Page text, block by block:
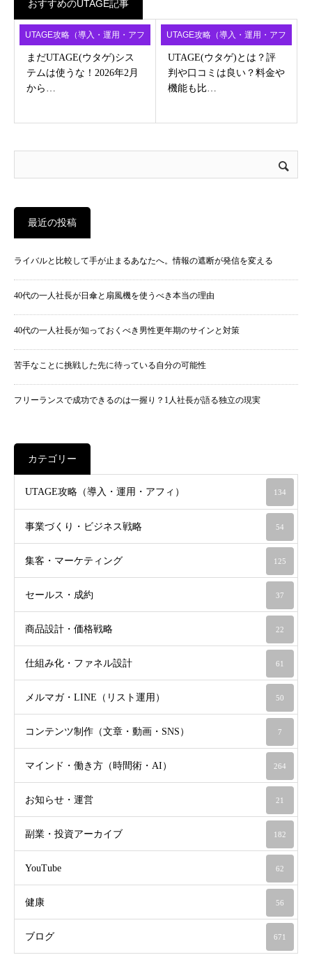
おすすめのUTAGE記事
UTAGE攻略（導入・運用・アフ
ィ）
まだUTAGE(ウタゲ)シス
テムは使うな！2026年2月
から…
UTAGE攻略（導入・運用・アフ
ィ）
UTAGE(ウタゲ)とは？評
判や口コミは良い？料金や
機能も比…
最近の投稿
ライバルと比較して手が止まるあなたへ。情報の遮断が発信を変える
40代の一人社長が日傘と扇風機を使うべき本当の理由
40代の一人社長が知っておくべき男性更年期のサインと対策
苦手なことに挑戦した先に待っている自分の可能性
フリーランスで成功できるのは一握り？1人社長が語る独立の現実
カテゴリー
UTAGE攻略（導入・運用・アフィ） 134
事業づくり・ビジネス戦略 54
集客・マーケティング 125
セールス・成約 37
商品設計・価格戦略 22
仕組み化・ファネル設計 61
メルマガ・LINE（リスト運用） 50
コンテンツ制作（文章・動画・SNS） 7
マインド・働き方（時間術・AI） 264
お知らせ・運営 21
副業・投資アーカイブ 182
YouTube 62
健康 56
ブログ 671